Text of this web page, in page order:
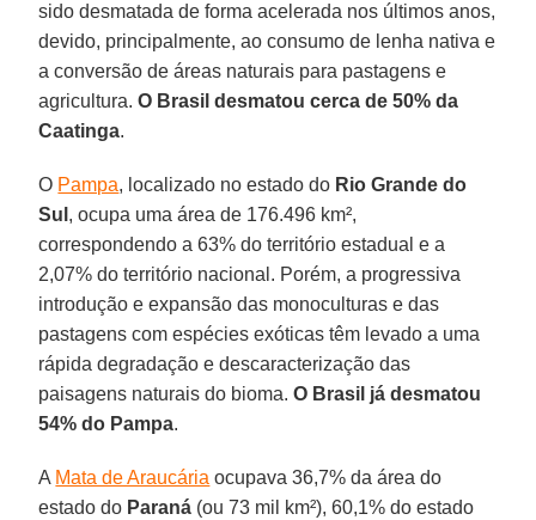
sido desmatada de forma acelerada nos últimos anos,
devido, principalmente, ao consumo de lenha nativa e
a conversão de áreas naturais para pastagens e
agricultura.O Brasil desmatou cerca de 50% da
Caatinga.
O Pampa, localizado no estado do Rio Grande do
Sul , ocupa uma área de 176.496 km²,
correspondendo a 63% do território estadual e a
2,07% do território nacional. Porém, a progressiva
introdução e expansão das monoculturas e das
pastagens com espécies exóticas têm levado a uma
rápida degradação e descaracterização das
paisagens naturais do bioma.O Brasil já desmatou
54% do Pampa.
A Mata de Araucária ocupava 36,7% da área do
estado do Paraná (ou 73 mil km²), 60,1% do estado